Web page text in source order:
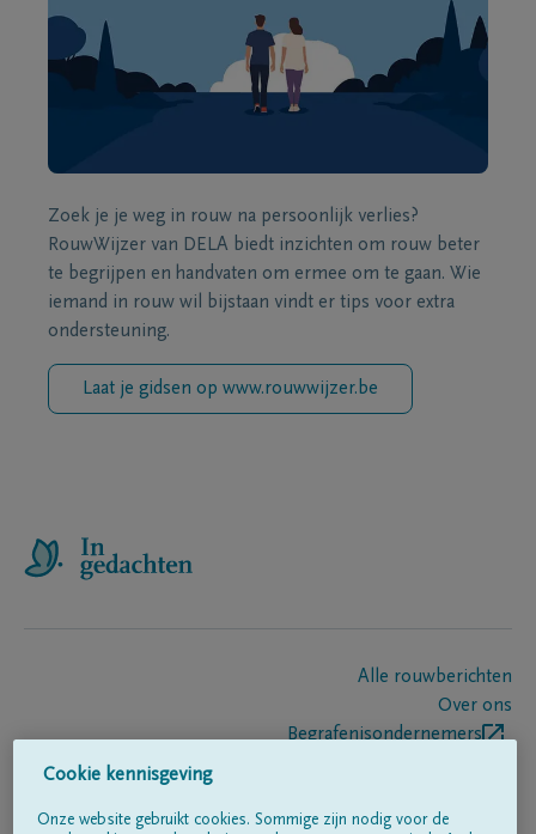
Zoek je je weg in rouw na persoonlijk verlies?
RouwWijzer van DELA biedt inzichten om rouw beter
te begrijpen en handvaten om ermee om te gaan. Wie
iemand in rouw wil bijstaan vindt er tips voor extra
ondersteuning.
Laat je gidsen op www.rouwwijzer.be
Alle rouwberichten
Over ons
Begrafenisondernemers
Cookie kennisgeving
Onze website gebruikt cookies. Sommige zijn nodig voor de